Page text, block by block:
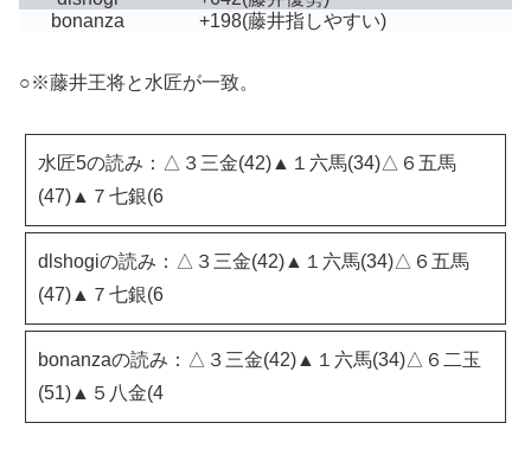
bonanza
+198(藤井指しやすい)
○※藤井王将と水匠が一致。
水匠5の読み：△３三金(42)▲１六馬(34)△６五馬
(47)▲７七銀(6
dlshogiの読み：△３三金(42)▲１六馬(34)△６五馬
(47)▲７七銀(6
bonanzaの読み：△３三金(42)▲１六馬(34)△６二玉
(51)▲５八金(4